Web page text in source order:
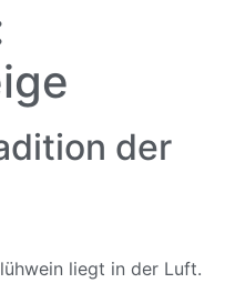
der
liegt in der Luft.